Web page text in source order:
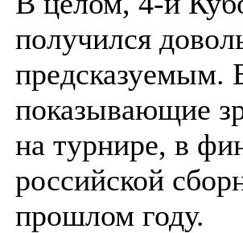
получился
предсказуемым.
показывающие
на турнире, в
российской
прошлом году.